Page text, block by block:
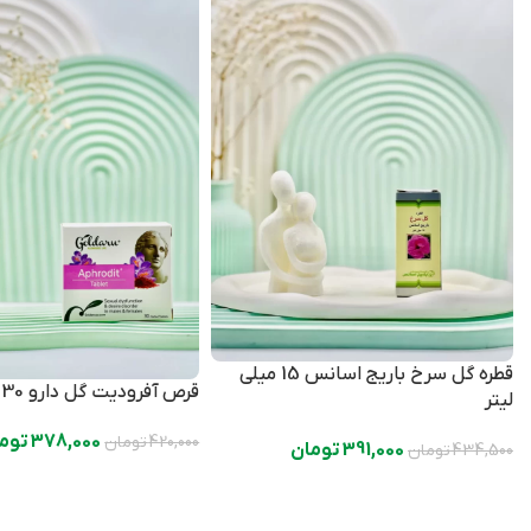
قطره گل سرخ باریج اسانس 15 میلی
لیتر
434,500تومان 391,000تومان
قرص آفرودیت گل دارو 30 عددی
420,000تومان 378,000